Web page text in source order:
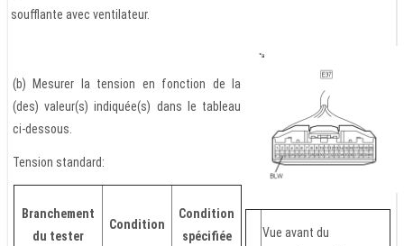
soufflante avec ventilateur.
(b) Mesurer la tension en fonction de la
(des) valeur(s) indiquée(s) dans le tableau
ci-dessous.
Tension standard:
Branchement
du tester
Condition
Condition
spécifiée
Vue avant du